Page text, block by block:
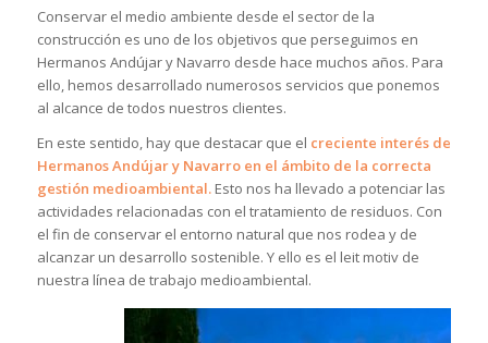
Conservar el medio ambiente desde el sector de la
construcción es uno de los objetivos que perseguimos en
Hermanos Andújar y Navarro desde hace muchos años. Para
ello, hemos desarrollado numerosos servicios que ponemos
al alcance de todos nuestros clientes.
En este sentido, hay que destacar que el creciente interés de
Hermanos Andújar y Navarro en el ámbito de la correcta
gestión medioambiental. Esto nos ha llevado a potenciar las
actividades relacionadas con el tratamiento de residuos. Con
el fin de conservar el entorno natural que nos rodea y de
alcanzar un desarrollo sostenible. Y ello es el leit motiv de
nuestra línea de trabajo medioambiental.